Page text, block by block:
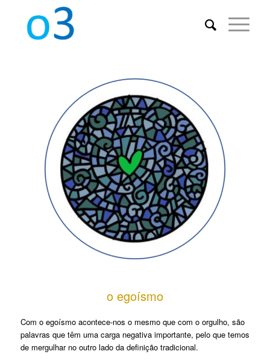
o egoísmo
Com o egoísmo acontece-nos o mesmo que com o orgulho, são
palavras que têm uma carga negativa importante, pelo que temos
de mergulhar no outro lado da definição tradicional.